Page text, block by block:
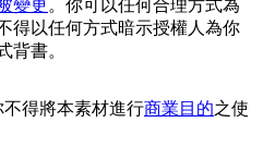
變更 。你可以任何合理方式為
得以任何方式暗示授權人為你
背書。
得將本素材進行商業目的之使